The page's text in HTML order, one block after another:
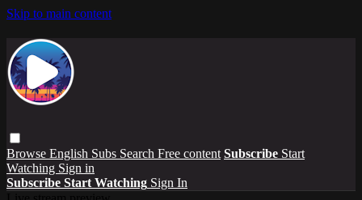
Skip to main content
Browse English Subs Search Free content Subscribe Start
Watching Sign in
Subscribe Start Watching Sign In